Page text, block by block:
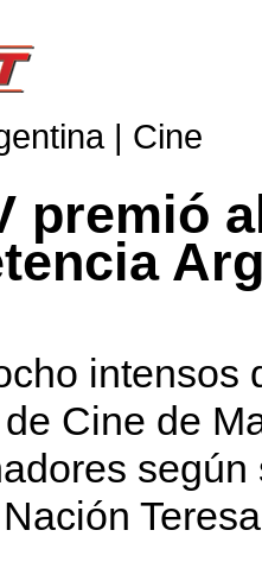
| Cine
premió
intensos
Cine de